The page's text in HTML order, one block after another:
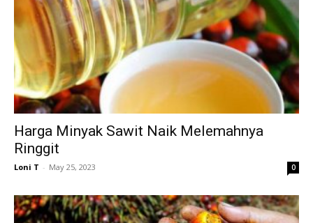
Harga Minyak Sawit Naik Melemahnya
Ringgit
Loni T - May 25, 2023 0